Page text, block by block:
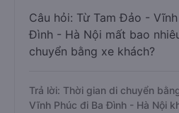
Câu hỏi: Từ Tam Đảo -
Đình - Hà Nội mất bao
chuyển bằng xe khách?
Trả lời: Thời gian di chuyển
Vĩnh Phúc đi Ba Đình - Hà Nội